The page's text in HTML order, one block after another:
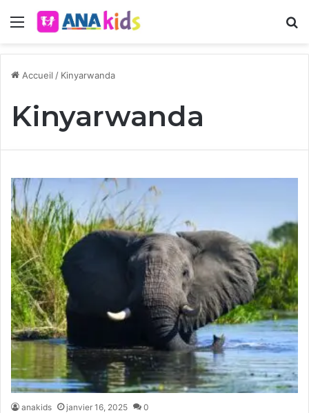
Menu
Accueil / Kinyarwanda
Kinyarwanda
anakids janvier 16, 2025 0